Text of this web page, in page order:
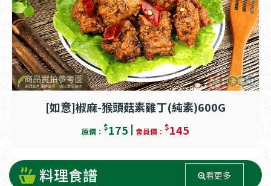
[如意]椒麻-猴頭菇素雞丁(純素)600G
原價： $175 會員價： $145
料理食譜 看更多